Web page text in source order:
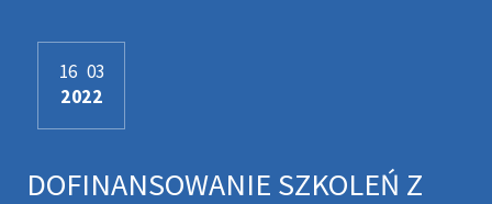
DOFINANSOWANIE SZKOLEŃ Z
16 03
2022